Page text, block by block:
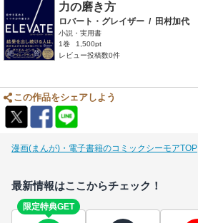
力の磨き方
ロバート・グレイザー / 田村加代
小説・実用書
1巻
1,500pt
レビュー投稿数0件
この作品をシェアしよう
漫画(まんが)・電子書籍のコミックシーモアTOP
最新情報はここからチェック！
限定特典GET